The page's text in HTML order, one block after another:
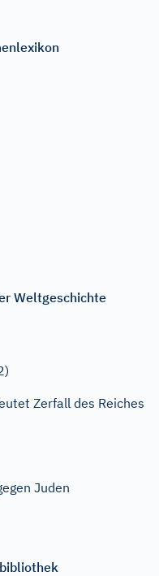
Weltgeschichte
Zerfall des Reiches
Juden